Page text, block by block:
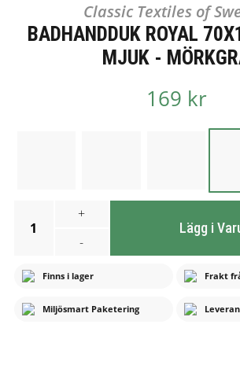
Classic Textiles of
BADHANDDUK ROYAL
MJUK -
169 kr
1
+
-
Lägg i
Finns i lager Frakt
Miljösmart Paketering